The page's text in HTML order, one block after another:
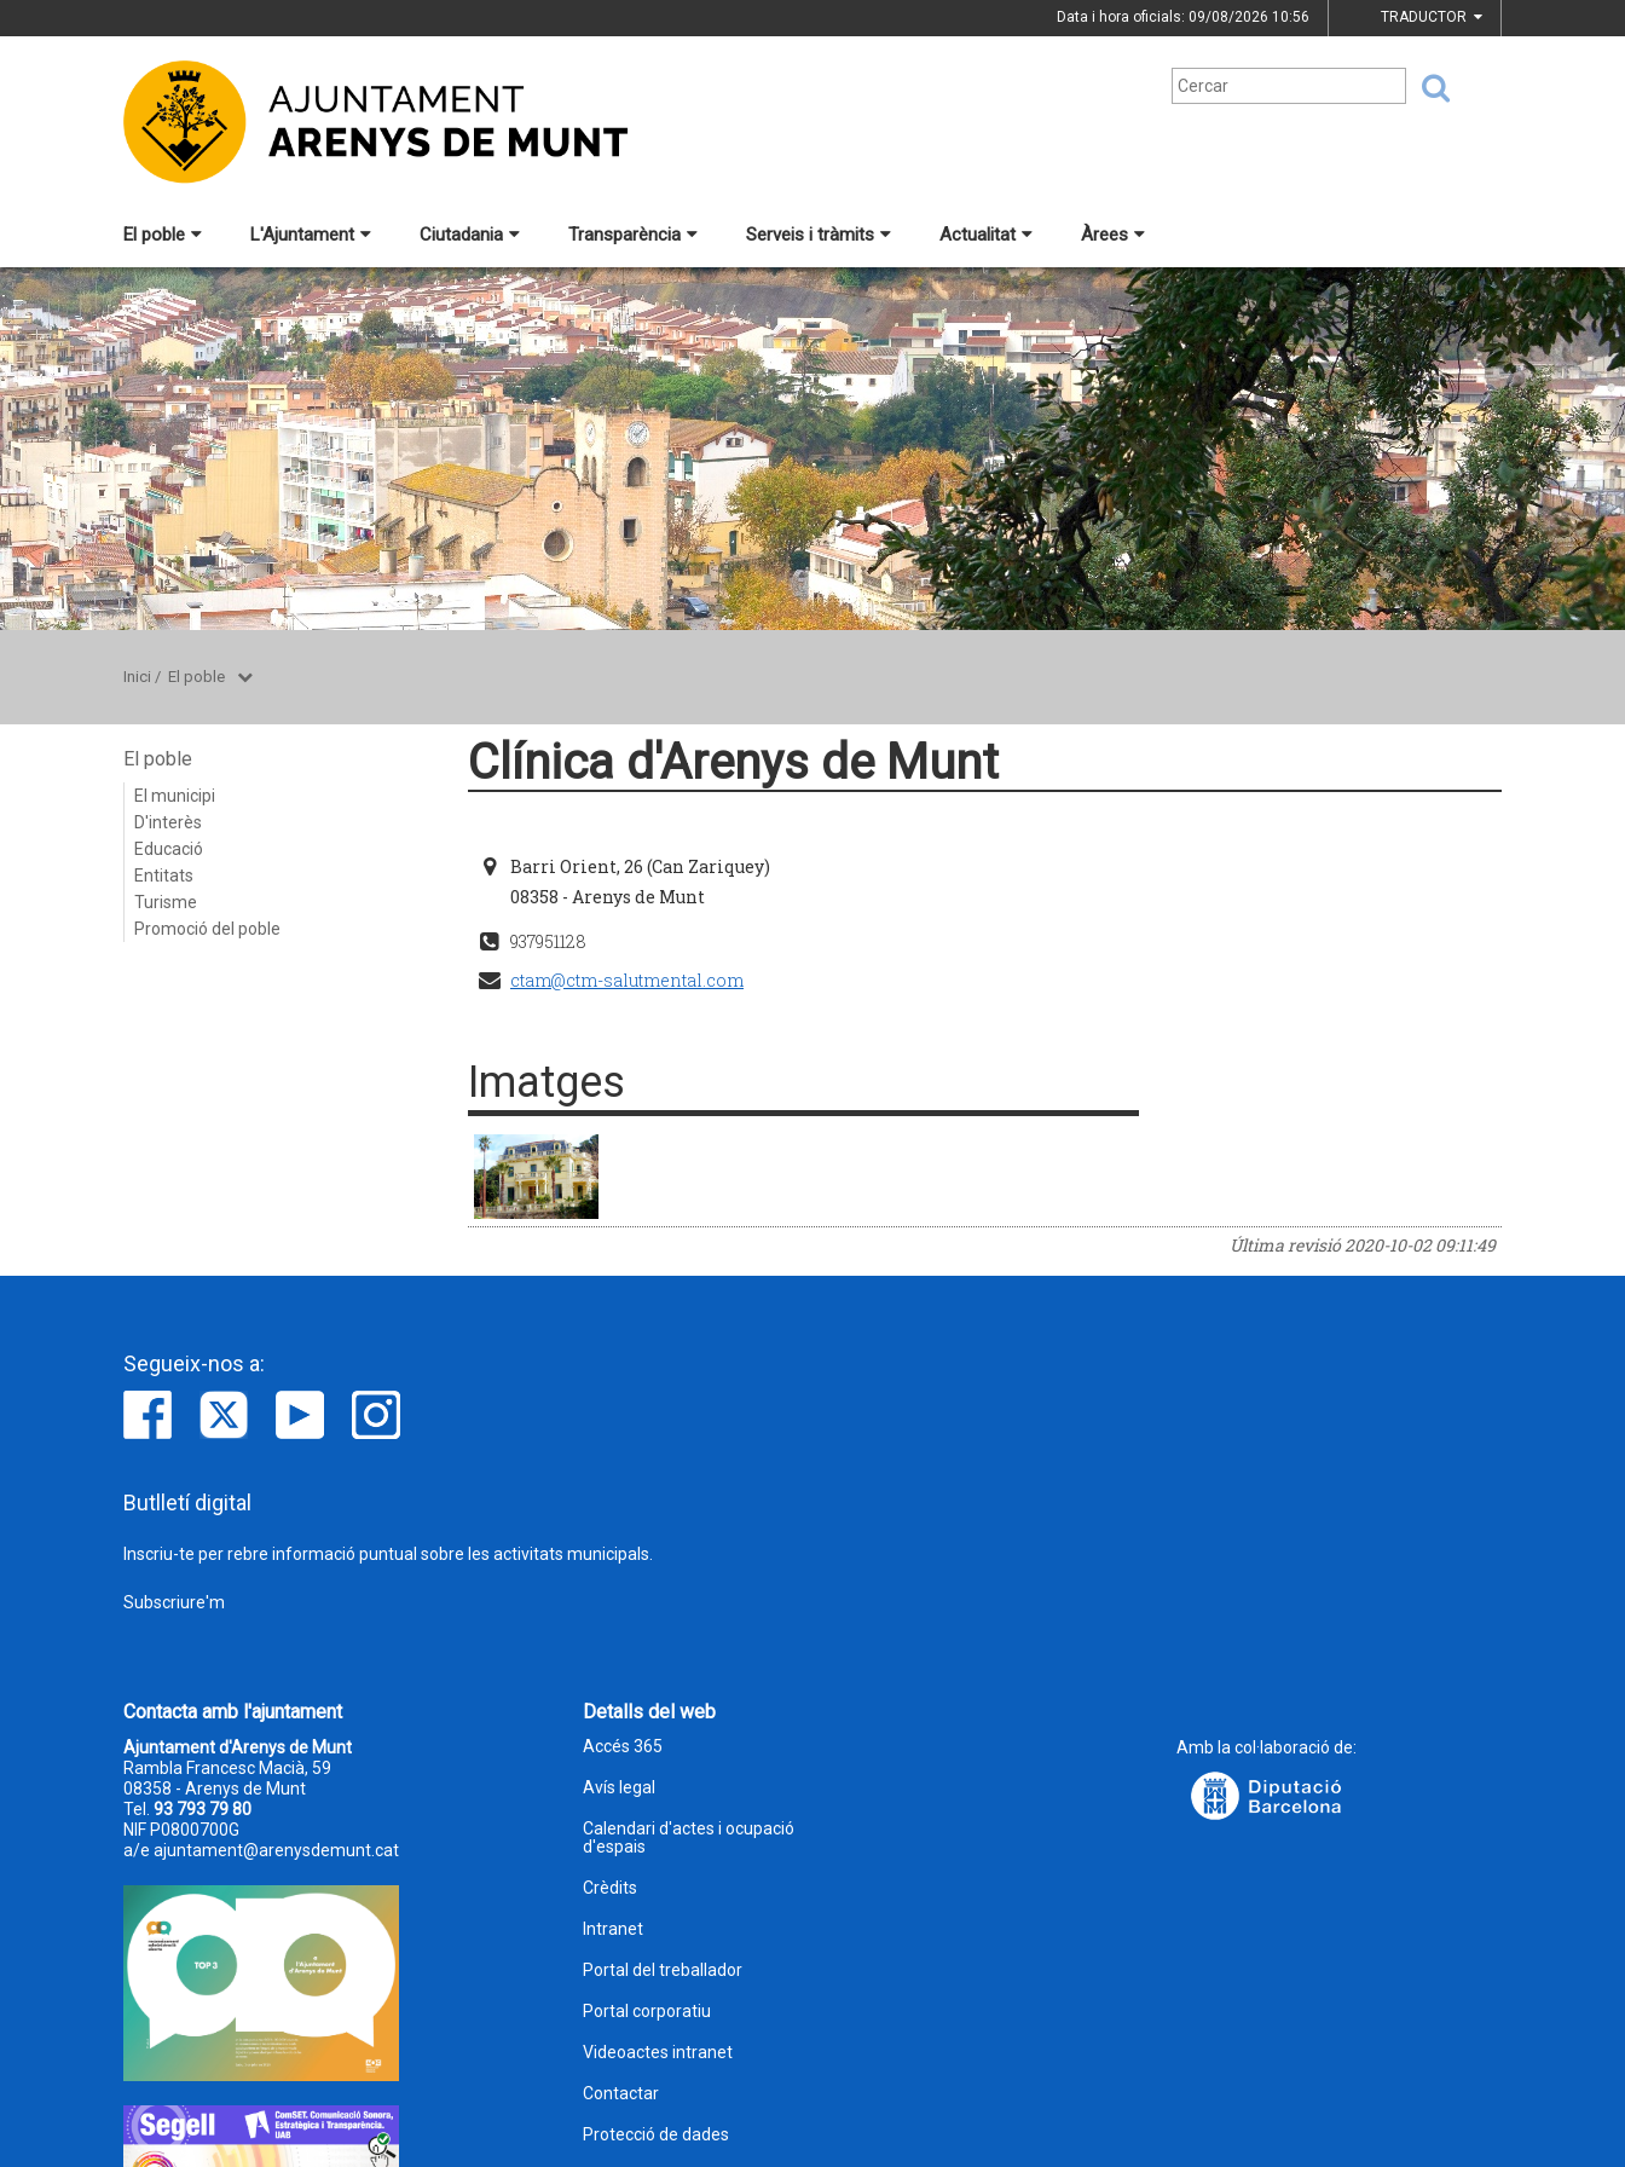
Data i hora oficials: 09/08/2026 10:56 TRADUCTOR
El poble L'Ajuntament Ciutadania Transparència Serveis i tràmits Actualitat Àrees
Inici / El poble
El poble
El municipi
D'interès
Educació
Entitats
Turisme
Promoció del poble
Clínica d'Arenys de Munt
Barri Orient, 26 (Can Zariquey)
08358 - Arenys de Munt
937951128
ctam@ctm-salutmental.com
Imatges
Última revisió2020-10-02 09:11:49
Segueix-nos a:
Butlletí digital
Inscriu-te per rebre informació puntual sobre les activitats municipals.
Subscriure'm
Contacta amb l'ajuntament
Ajuntament d'Arenys de Munt
Rambla Francesc Macià, 59
08358 - Arenys de Munt
Tel. 93 793 79 80
NIF P0800700G
a/e ajuntament@arenysdemunt.cat
Detalls del web
Accés 365
Avís legal
Calendari d'actes i ocupació
d'espais
Crèdits
Intranet
Portal del treballador
Portal corporatiu
Videoactes intranet
Contactar
Protecció de dades
Amb la col·laboració de: